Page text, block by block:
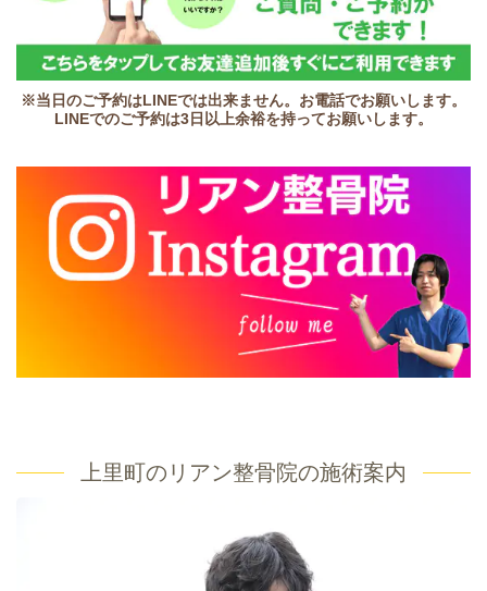
※当日のご予約はLINEでは出来ません。お電話でお願いします。
LINEでのご予約は3日以上余裕を持ってお願いします。
上里町のリアン整骨院の施術案内